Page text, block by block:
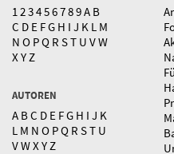
123456789A B
C D E FG H I J K L M
N O PQ R ST U VW
XYZ
AUTOREN
A BC D E FG H I J K
L M N O PQ R ST U
VWXYZ